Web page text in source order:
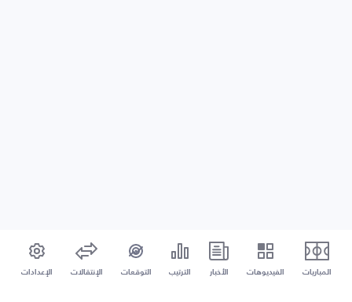
المباريات الفيديوهات الأخبار الترتيب التوقعات الإنتقالات الإعدادات